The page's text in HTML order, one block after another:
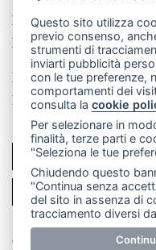
La redazione
Made by VIP
Privacy policy
Rivedi le tue scelte sui
PER
© Copyright
Questo sito utilizza
previo consenso,
strumenti di
inviarti pubblicità
con le tue preferenze,
comportamenti dei
consulta lacookie
Per selezionare in
finalità, terze parti e
"Seleziona le tue
Chiudendo questo
"Continua senza
del sito in assenza di
tracciamento diversi